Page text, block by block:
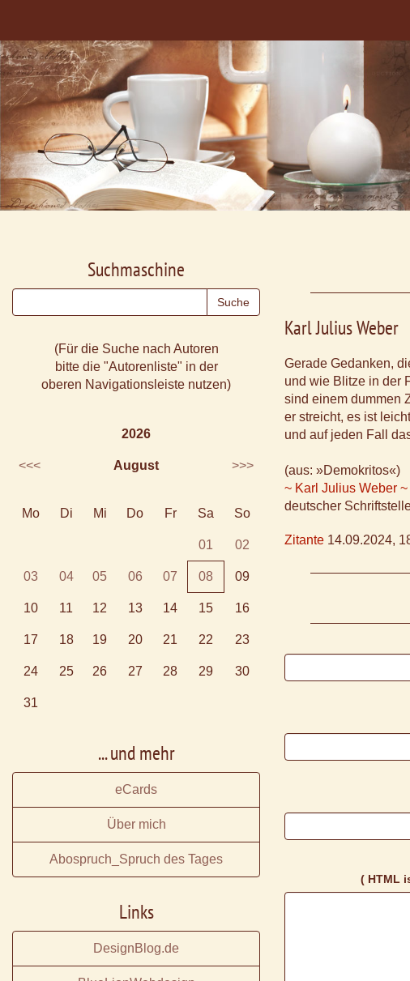
Karl Julius Weber
Gerade Gedanken,
und wie Blitze in der
sind einem dummen
er streicht, es ist
und auf jeden Fall
(aus: »Demokritos«)
~ Karl Julius Weber ~
deutscher
Zitante 14.09.2024,
( HTML
Suchmaschine
(Für die Suche nach Autoren
bitte die "Autorenliste" in der
oberen Navigationsleiste nutzen)
2026
<<< August >>>
Mo Di Mi Do Fr Sa So
01 02
03 04 05 06 07 08 09
10 11 12 13 14 15 16
17 18 19 20 21 22 23
24 25 26 27 28 29 30
31
... und mehr
eCards
Über mich
Abospruch_Spruch des Tages
Links
DesignBlog.de